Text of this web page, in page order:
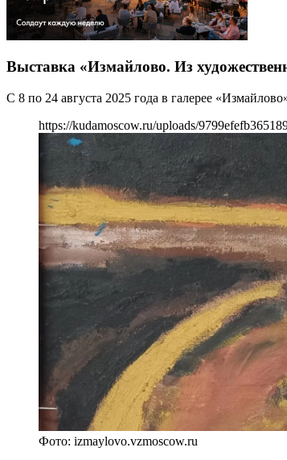
Выставка «Измайлово. Из
С 8 по 24 августа 2025 года в галерее
https://kudamoscow.ru/uploads/
Фото: izmaylovo.vzmoscow.ru